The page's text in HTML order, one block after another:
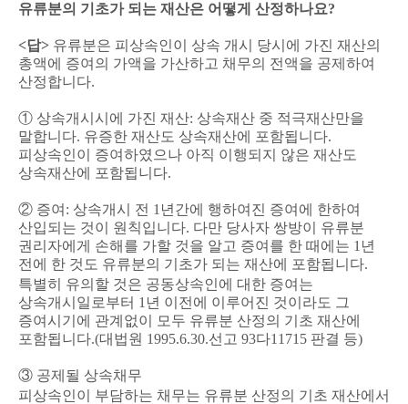
유류분의 기초가 되는 재산은 어떻게 산정하나요?
<답> 유류분은 피상속인이 상속 개시 당시에 가진 재산의
총액에 증여의 가액을 가산하고 채무의 전액을 공제하여
산정합니다.
① 상속개시시에 가진 재산: 상속재산 중 적극재산만을
말합니다. 유증한 재산도 상속재산에 포함됩니다.
피상속인이 증여하였으나 아직 이행되지 않은 재산도
상속재산에 포함됩니다.
② 증여 : 상속개시 전 1 년간에 행하여진 증여에 한하여
산입되는 것이 원칙입니다. 다만 당사자 쌍방이 유류분
권리자에게 손해를 가할 것을 알고 증여를 한 때에는 1 년
전에 한 것도 유류분의 기초가 되는 재산에 포함됩니다.
특별히 유의할 것은 공동상속인에 대한 증여는
상속개시일로부터 1 년 이전에 이루어진 것이라도 그
증여시기에 관계없이 모두 유류분 산정의 기초 재산에
포함됩니다.(대법원 1995.6.30.선고 93다11715 판결 등)
③ 공제될 상속채무
피상속인이 부담하는 채무는 유류분 산정의 기초 재산에서